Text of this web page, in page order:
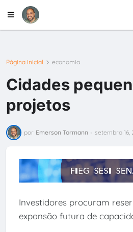
Página inicial economia
Cidades
projetos
por Emerson Tormann - setembro 16,
Investidores procuram
expansão futura de